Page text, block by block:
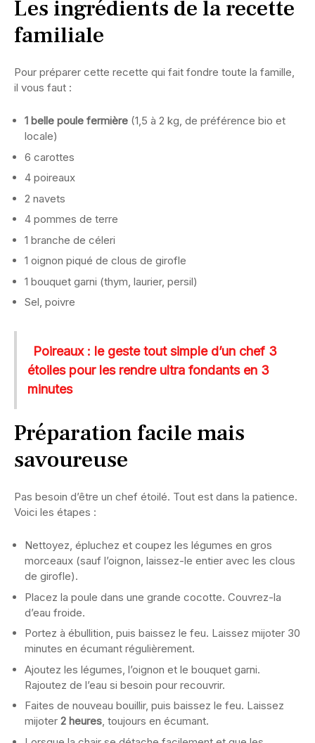
Les ingrédients de la recette
familiale
Pour préparer cette recette qui fait fondre toute la famille,
il vous faut :
1 belle poule fermière (1,5 à 2 kg, de préférence bio et
locale)
6 carottes
4 poireaux
2 navets
4 pommes de terre
1 branche de céleri
1 oignon piqué de clous de girofle
1 bouquet garni (thym, laurier, persil)
Sel, poivre
Poireaux : le geste tout simple d’un chef 3
étoiles pour les rendre ultra fondants en 3
minutes
Préparation facile mais
savoureuse
Pas besoin d’être un chef étoilé. Tout est dans la patience.
Voici les étapes :
Nettoyez, épluchez et coupez les légumes en gros
morceaux (sauf l’oignon, laissez-le entier avec les clous
de girofle).
Placez la poule dans une grande cocotte. Couvrez-la
d’eau froide.
Portez à ébullition, puis baissez le feu. Laissez mijoter 30
minutes en écumant régulièrement.
Ajoutez les légumes, l’oignon et le bouquet garni.
Rajoutez de l’eau si besoin pour recouvrir.
Faites de nouveau bouillir, puis baissez le feu. Laissez
mijoter 2 heures, toujours en écumant.